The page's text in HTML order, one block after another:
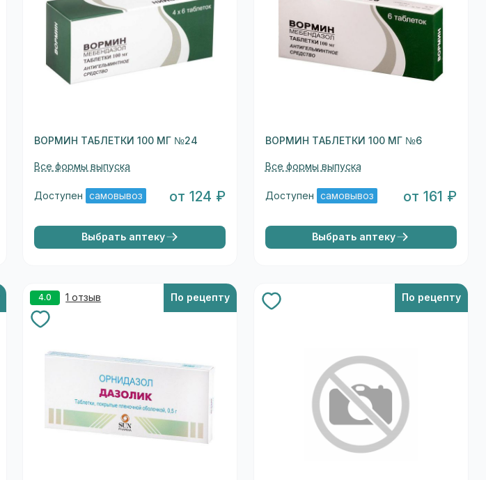
ВОРМИН ТАБЛЕТКИ 100 МГ №24
Все формы выпуска
Доступен самовывоз от 124 ₽
Выбрать аптеку
ВОРМИН ТАБЛЕТКИ 100 МГ №6
Все формы выпуска
Доступен самовывоз от 161 ₽
Выбрать аптеку
4.0 1 отзыв По рецепту По рецепту